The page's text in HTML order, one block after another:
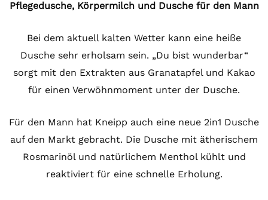
Pflegedusche, Körpermilch und Dusche für den Mann
Bei dem aktuell kalten Wetter kann eine heiße
Dusche sehr erholsam sein. „Du bist wunderbar“
sorgt mit den Extrakten aus Granatapfel und Kakao
für einen Verwöhnmoment unter der Dusche.
Für den Mann hat Kneipp auch eine neue 2in1 Dusche
auf den Markt gebracht. Die Dusche mit ätherischem
Rosmarinöl und natürlichem Menthol kühlt und
reaktiviert für eine schnelle Erholung.